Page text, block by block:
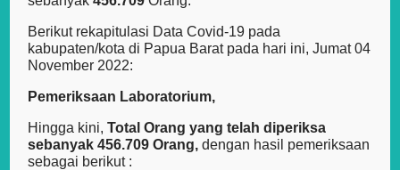
Berikut rekapitulasi Data Covid-19 pada
kabupaten/kota di Papua Barat pada hari ini, Jumat 04
November 2022:
Pemeriksaan Laboratorium,
Hingga kini,Total Orang yang telah diperiksa
sebanyak 456.709 Orang,dengan hasil pemeriksaan
sebagai berikut :